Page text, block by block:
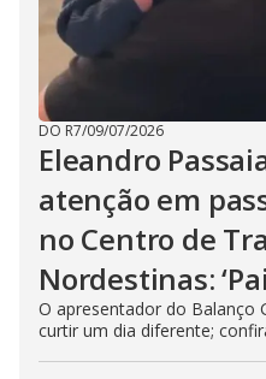
DO R7/09/07/2026
Eleandro
atenção em
no Centro de
Nordestinas:
O apresentador do Balanço
curtir um dia diferente;